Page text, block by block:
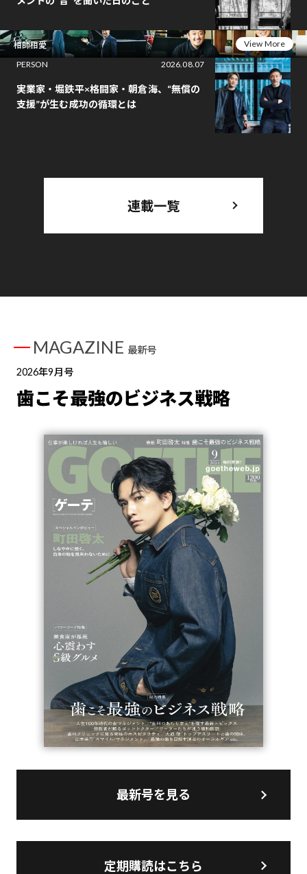
相師相愛
View More
PERSON
2026.08.07
実業家・堀鉄平×格闘家・朝倉海、“無償の
支援”が生む成功の循環とは
連載一覧
MAGAZINE 最新号
2026年9月号
歯こそ最強のビジネス戦略
最新号を見る
定期購読はこちら